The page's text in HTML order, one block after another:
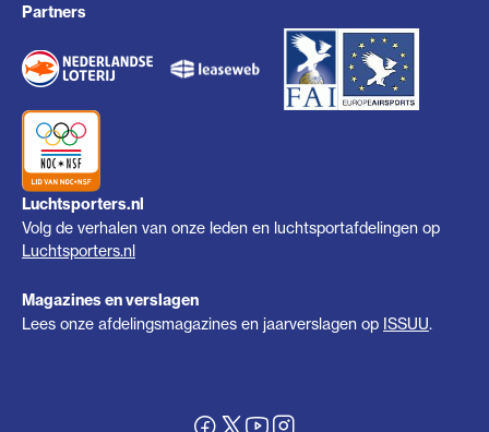
Partners
Luchtsporters.nl
Volg de verhalen van onze leden en luchtsportafdelingen op
Luchtsporters.nl
Magazines en verslagen
Lees onze afdelingsmagazines en jaarverslagen op ISSUU.